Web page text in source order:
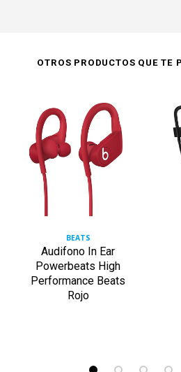
OTROS PRODUCTOS QUE TE
BEATS
Audifono In Ear
Powerbeats High
Performance Beats
Rojo